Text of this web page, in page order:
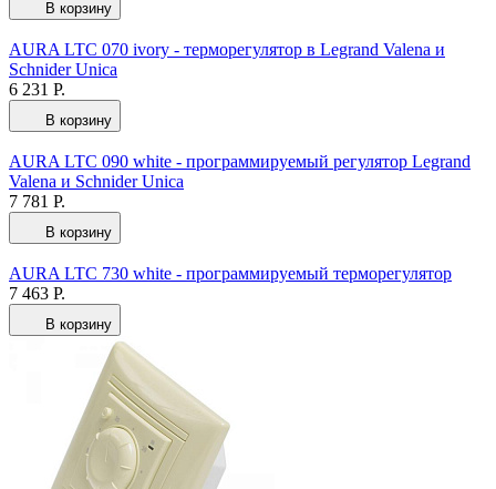
В корзину
AURA LTC 070 ivory - терморегулятор в Legrand Valena и
Schnider Unica
6 231 Р.
В корзину
AURA LTC 090 white - программируемый регулятор Legrand
Valena и Schnider Unica
7 781 Р.
В корзину
AURA LTC 730 white - программируемый терморегулятор
7 463 Р.
В корзину